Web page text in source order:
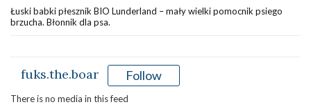
Łuski babki płesznik BIO Lunderland – mały wielki pomocnik psiego
brzucha. Błonnik dla psa.
fuks.the.boar Follow
There is no media in this feed